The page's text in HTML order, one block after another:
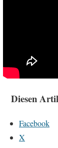
Diesen
Facebook
X